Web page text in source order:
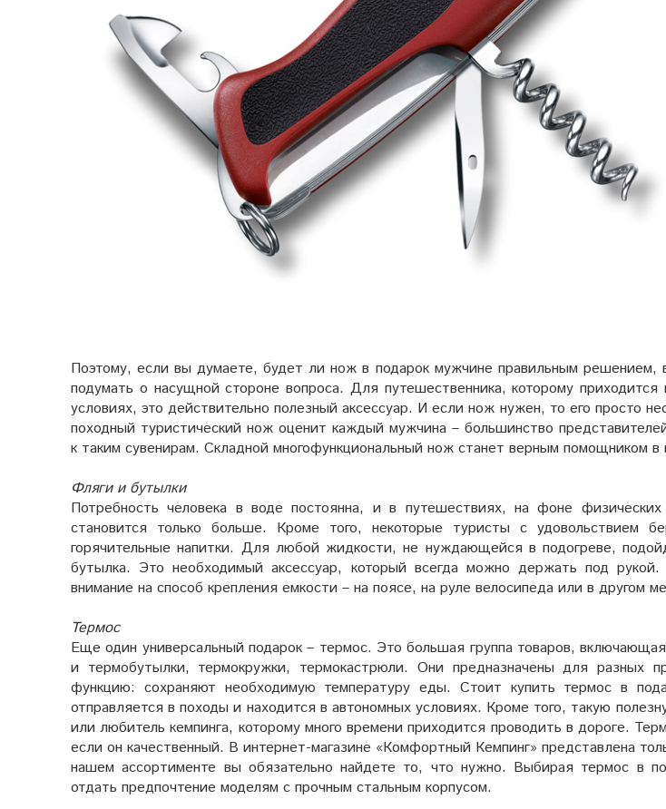
Поэтому, если вы думаете, будет ли нож в подарок мужчине правильным решением,
подумать о насущной стороне вопроса. Для путешественника, которому
условиях, это действительно полезный аксессуар. И если нож нужен, то его просто
походный туристический нож оценит каждый мужчина – большинство
к таким сувенирам. Складной многофункциональный нож станет верным помощником в
Фляги и бутылки
Потребность человека в воде постоянна, и в путешествиях, на фоне физических
становится только больше. Кроме того, некоторые туристы с удовольствием
горячительные напитки. Для любой жидкости, не нуждающейся в подогреве,
бутылка. Это необходимый аксессуар, который всегда можно держать под
внимание на способ крепления емкости – на поясе, на руле велосипеда или в другом
Термос
Еще один универсальный подарок – термос. Это большая группа товаров,
и термобутылки, термокружки, термокастрюли. Они предназначены для разных
функцию: сохраняют необходимую температуру еды. Стоит купить термос в
отправляется в походы и находится в автономных условиях. Кроме того, такую
или любитель кемпинга, которому много времени приходится проводить в дороге.
если он качественный. В интернет-магазине «Комфортный Кемпинг» представлена
нашем ассортименте вы обязательно найдете то, что нужно. Выбирая термос в
отдать предпочтение моделям с прочным стальным корпусом.